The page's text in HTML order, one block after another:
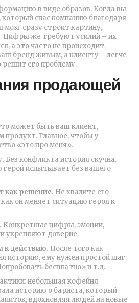
в виде образов. Когда вы
спас компанию благодаря
сразу строит картину,
Цифры же требуют усилий – их
а это часто не происходит.
бренд живым, а клиенту – легче
решит его проблему.
продающей
может быть ваш клиент,
продукт. Главное, чтобы у
«это про меня».
Без конфликта история скучна.
испытывает без вашего
как решение. Не хвалите его
он меняет ситуацию героя к
Конкретные цифры, эмоции,
укрепляют доверие.
к действию. После того как
историю, ему нужен простой шаг:
бесплатно» и т.д.
небольшая кофейня
историю о бариста, который
вдохновляя людей на новые